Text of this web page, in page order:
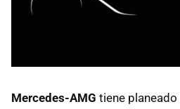
Mercedes-AMG tiene